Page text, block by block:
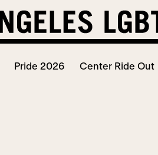
Pride 2026 Center Ride Out